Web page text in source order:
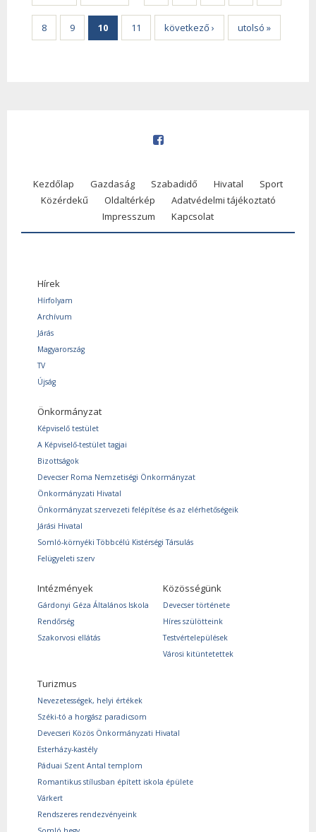
8 9 10 11 következő › utolsó »
Kezdőlap Gazdaság Szabadidő Hivatal
Sport
Közérdekű
Oldaltérkép
Adatvédelmi tájékoztató
Impresszum
Kapcsolat
Hírek
Hírfolyam
Archívum
Járás
Magyarország
TV
Újság
Önkormányzat
Képviselő testület
A Képviselő-testület tagjai
Bizottságok
Devecser Roma Nemzetiségi Önkormányzat
Önkormányzati Hivatal
Önkormányzat szervezeti felépítése és az elérhetőségeik
Járási Hivatal
Somló-környéki Többcélú Kistérségi Társulás
Felügyeleti szerv
Intézmények
Gárdonyi Géza Általános Iskola
Rendőrség
Szakorvosi ellátás
Közösségünk
Devecser története
Híres szülötteink
Testvértelepülések
Városi kitüntetettek
Turizmus
Nevezetességek, helyi értékek
Széki-tó a horgász paradicsom
Devecseri Közös Önkormányzati Hivatal
Esterházy-kastély
Páduai Szent Antal templom
Romantikus stílusban épített iskola épülete
Várkert
Rendszeres rendezvényeink